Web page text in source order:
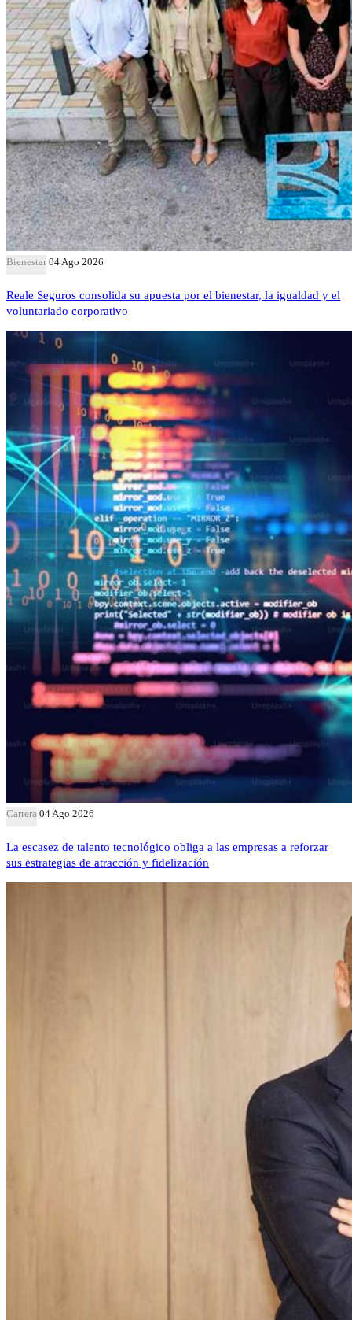
Bienestar 04 Ago 2026
Reale Seguros consolida su apuesta por el bienestar, la igualdad y el
voluntariado corporativo
Carrera 04 Ago 2026
La escasez de talento tecnológico obliga a las empresas a reforzar
sus estrategias de atracción y fidelización